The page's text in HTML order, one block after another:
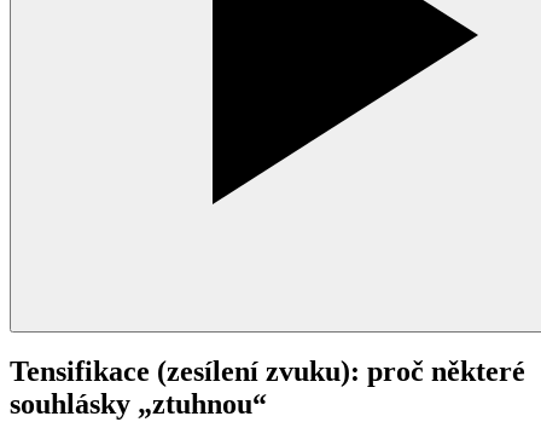
Tensifikace (zesílení zvuku): proč některé
souhlásky „ztuhnou“